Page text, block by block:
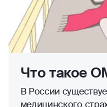
Что такое
В России